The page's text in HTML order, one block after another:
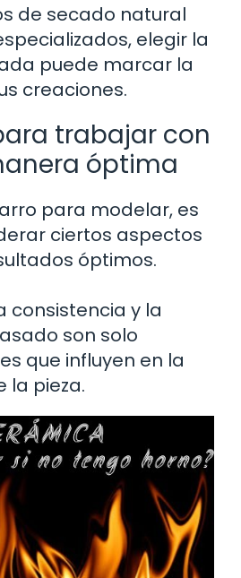
de secado natural
elegir la
puede marcar la
creaciones.
trabajar con
óptima
para modelar, es
ciertos aspectos
óptimos.
consistencia y la
son solo
que influyen en la
la pieza.